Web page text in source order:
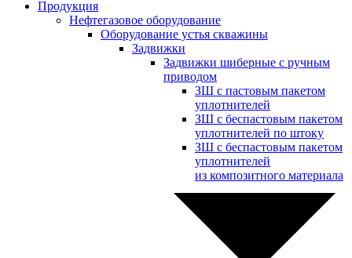
Продукция
Нефтегазовое оборудование
Оборудование устья скважины
Задвижки
Задвижки шиберные с ручным
приводом
ЗШ с пастовым пакетом
уплотнителей
ЗШ с беспастовым пакетом
уплотнителей по штоку
ЗШ с беспастовым пакетом
уплотнителей
из композитного материала